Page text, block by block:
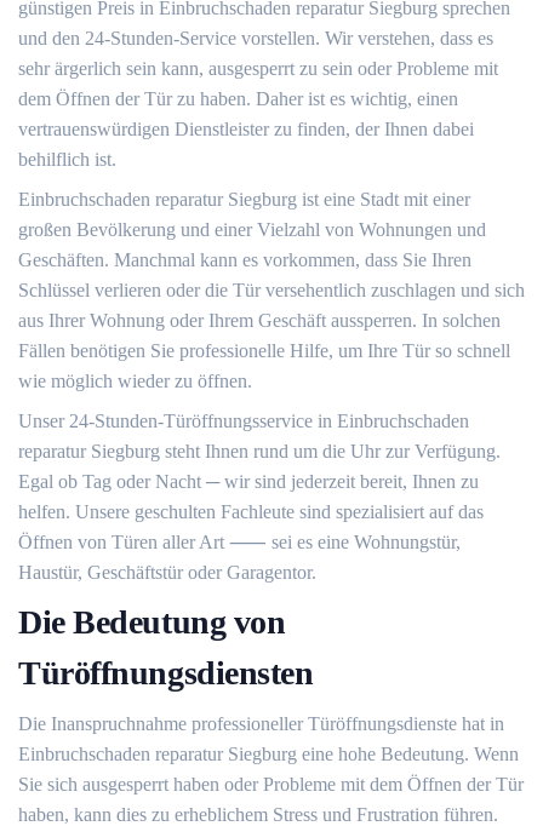
günstigen Preis in Einbruchschaden reparatur Siegburg sprechen
und den 24-Stunden-Service vorstellen. Wir verstehen, dass es
sehr ärgerlich sein kann, ausgesperrt zu sein oder Probleme mit
dem Öffnen der Tür zu haben.​ Daher ist es wichtig, einen
vertrauenswürdigen Dienstleister zu finden, der Ihnen dabei
behilflich ist.​
Einbruchschaden reparatur Siegburg ist eine Stadt mit einer
großen Bevölkerung und einer Vielzahl von Wohnungen und
Geschäften.​ Manchmal kann es vorkommen, dass Sie Ihren
Schlüssel verlieren oder die Tür versehentlich zuschlagen und sich
aus Ihrer Wohnung oder Ihrem Geschäft aussperren.​ In solchen
Fällen benötigen Sie professionelle Hilfe, um Ihre Tür so schnell
wie möglich wieder zu öffnen.​
Unser 24-Stunden-Türöffnungsservice in Einbruchschaden
reparatur Siegburg steht Ihnen rund um die Uhr zur Verfügung.​
Egal ob Tag oder Nacht ─ wir sind jederzeit bereit, Ihnen zu
helfen.​ Unsere geschulten Fachleute sind spezialisiert auf das
Öffnen von Türen aller Art ⸺ sei es eine Wohnungstür,
Haustür, Geschäftstür oder Garagentor.​
Die Bedeutung von
Türöffnungsdiensten
Die Inanspruchnahme professioneller Türöffnungsdienste hat in
Einbruchschaden reparatur Siegburg eine hohe Bedeutung.​ Wenn
Sie sich ausgesperrt haben oder Probleme mit dem Öffnen der Tür
haben, kann dies zu erheblichem Stress und Frustration führen.​